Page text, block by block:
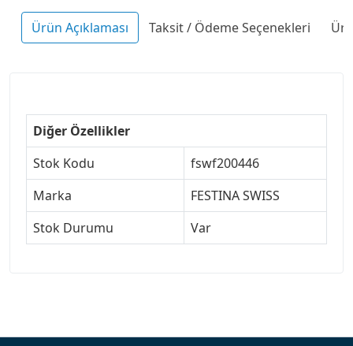
Ürün Açıklaması Taksit / Ödeme Seçenekleri
Diğer Özellikler
Stok Kodu
fswf200446
Marka
FESTINA SWISS
Stok Durumu
Var